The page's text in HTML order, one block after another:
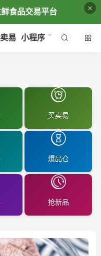
食品交易平台 ×
易 小程序
买卖易
爆品仓
抢新品